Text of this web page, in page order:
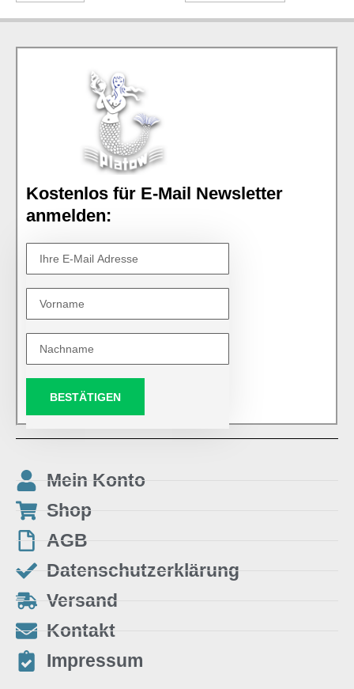
Kostenlos für E-Mail Newsletter
anmelden:
BESTÄTIGEN
Mein Konto
Shop
AGB
Datenschutzerklärung
Versand
Kontakt
Impressum